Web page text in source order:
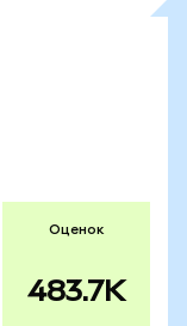
Оценок
483.7K